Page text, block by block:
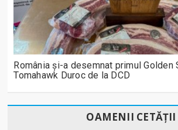
România și-a desemnat primul Golden
Tomahawk Duroc de la DCD
OAMENII CETĂȚII